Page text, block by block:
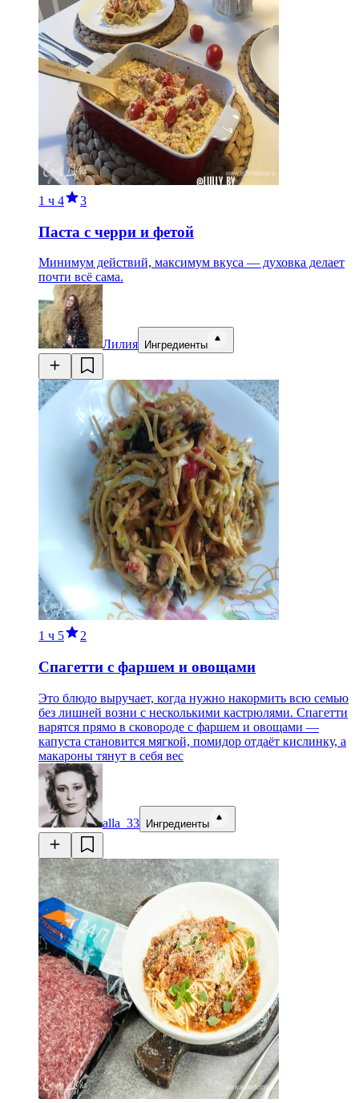
1 ч 4 3
Паста с черри и фетой
Минимум действий, максимум вкуса — духовка делает
почти всё сама.
Лилия Ингредиенты
1 ч 5 2
Спагетти с фаршем и овощами
Это блюдо выручает, когда нужно накормить всю семью
без лишней возни с несколькими кастрюлями. Спагетти
варятся прямо в сковороде с фаршем и овощами —
капуста становится мягкой, помидор отдаёт кислинку, а
макароны тянут в себя вес
alla_33 Ингредиенты